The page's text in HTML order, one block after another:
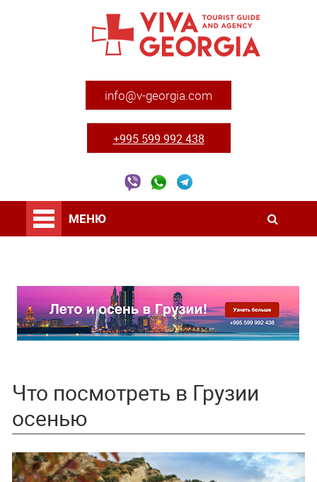
info@v-georgia.com
+995 599 992 438
МЕНЮ
Что посмотреть в Грузии
осенью